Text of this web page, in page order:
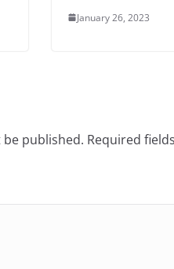
January 26, 2023
published. Required